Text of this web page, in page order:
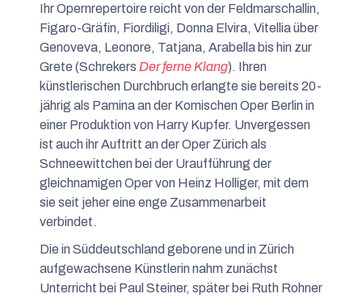
Ihr Opernrepertoire reicht von der Feldmarschallin,
Figaro-Gräfin, Fiordiligi, Donna Elvira, Vitellia über
Genoveva, Leonore, Tatjana, Arabella bis hin zur
Grete (Schrekers Der ferne Klang). Ihren
künstlerischen Durchbruch erlangte sie bereits 20-
jährig als Pamina an der Komischen Oper Berlin in
einer Produktion von Harry Kupfer. Unvergessen
ist auch ihr Auftritt an der Oper Zürich als
Schneewittchen bei der Uraufführung der
gleichnamigen Oper von Heinz Holliger, mit dem
sie seit jeher eine enge Zusammenarbeit
verbindet.
Die in Süddeutschland geborene und in Zürich
aufgewachsene Künstlerin nahm zunächst
Unterricht bei Paul Steiner, später bei Ruth Rohner